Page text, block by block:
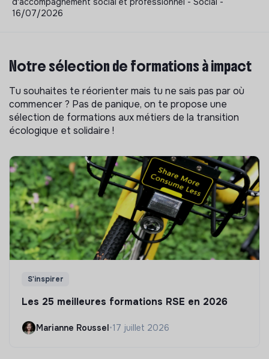
16/07/2026
Notre sélection de formations à impact
Tu souhaites te réorienter mais tu ne sais pas par où
commencer ? Pas de panique, on te propose une
sélection de formations aux métiers de la transition
écologique et solidaire !
S'inspirer
Les 25 meilleures formations RSE en 2026
Marianne Roussel•17 juillet 2026